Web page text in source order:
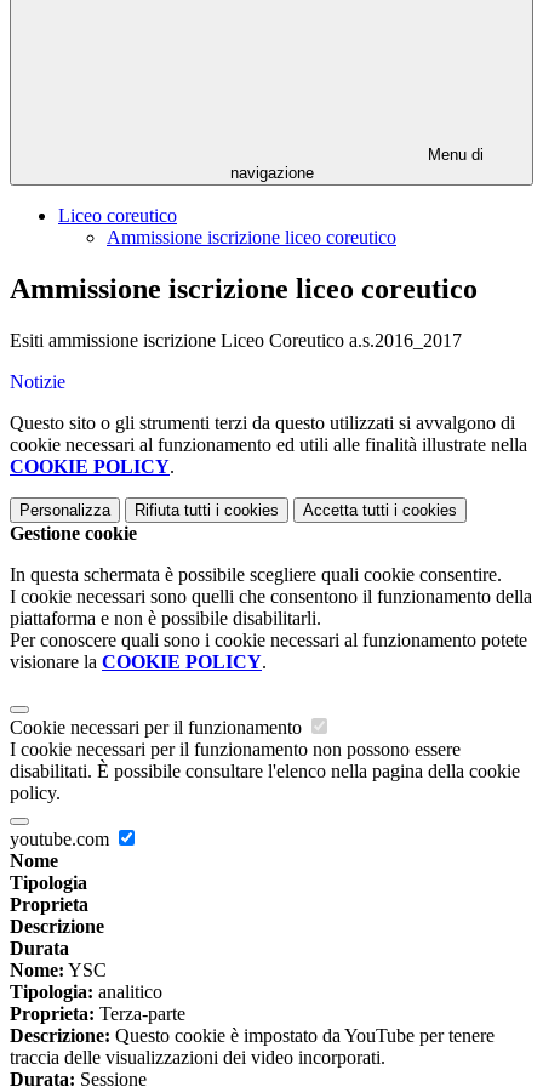
Menu di
navigazione
Liceo coreutico
Ammissione iscrizione liceo coreutico
Ammissione iscrizione liceo coreutico
Esiti ammissione iscrizione Liceo Coreutico a.s.2016_2017
Notizie
Questo sito o gli strumenti terzi da questo utilizzati si avvalgono di
cookie necessari al funzionamento ed utili alle finalità illustrate nella
COOKIE POLICY.
Personalizza Rifiuta tutti i cookies Accetta tutti i cookies
Gestione cookie
In questa schermata è possibile scegliere quali cookie consentire.
I cookie necessari sono quelli che consentono il funzionamento della
piattaforma e non è possibile disabilitarli.
Per conoscere quali sono i cookie necessari al funzionamento potete
visionare la COOKIE POLICY.
Cookie necessari per il funzionamento
I cookie necessari per il funzionamento non possono essere
disabilitati. È possibile consultare l'elenco nella pagina della cookie
policy.
youtube.com
Nome
Tipologia
Proprieta
Descrizione
Durata
Nome: YSC
Tipologia: analitico
Proprieta: Terza-parte
Descrizione: Questo cookie è impostato da YouTube per tenere
traccia delle visualizzazioni dei video incorporati.
Durata: Sessione